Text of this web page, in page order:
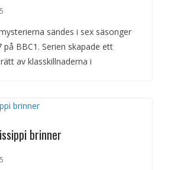
sändes i sex säsonger
BBC1. Serien skapade ett
av klasskillnaderna i
brinner